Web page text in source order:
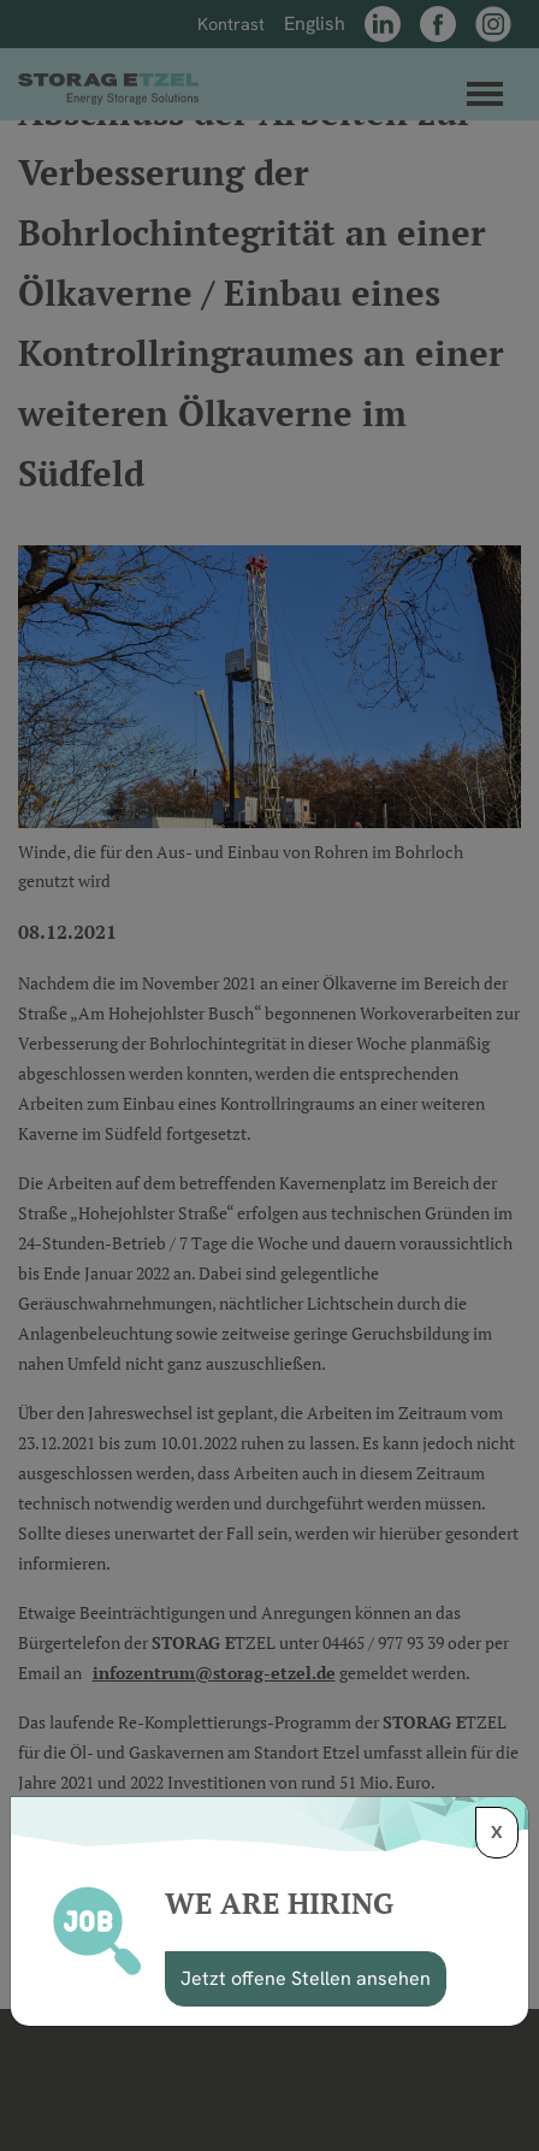
zum Inhalt der Seite springen
zur Hauptnavigation springen
Kontrast English
LinkedInFacebook
Abschluss der Arbeiten zur
Verbesserung der
Bohrlochintegrität an einer
Ölkaverne / Einbau eines
Kontrollringraumes an einer
weiteren Ölkaverne im
Südfeld
Winde, die für den Aus- und Einbau von Rohren im Bohrloch
genutzt wird
08.12.2021
Nachdem die im November 2021 an einer Ölkaverne im Bereich der
Straße „Am Hohejohlster Busch“ begonnenen Workoverarbeiten zur
Verbesserung der Bohrlochintegrität in dieser Woche planmäßig
abgeschlossen werden konnten, werden die entsprechenden
Arbeiten zum Einbau eines Kontrollringraums an einer weiteren
Kaverne im Südfeld fortgesetzt.
Die Arbeiten auf dem betreffenden Kavernenplatz im Bereich der
Straße „Hohejohlster Straße“ erfolgen aus technischen Gründen im
24-Stunden-Betrieb / 7 Tage die Woche und dauern voraussichtlich
bis Ende Januar 2022 an. Dabei sind gelegentliche
Geräuschwahrnehmungen, nächtlicher Lichtschein durch die
Anlagenbeleuchtung sowie zeitweise geringe Geruchsbildung im
nahen Umfeld nicht ganz auszuschließen.
Über den Jahreswechsel ist geplant, die Arbeiten im Zeitraum vom
23.12.2021 bis zum 10.01.2022 ruhen zu lassen. Es kann jedoch nicht
ausgeschlossen werden, dass Arbeiten auch in diesem Zeitraum
technisch notwendig werden und durchgeführt werden müssen.
Sollte dieses unerwartet der Fall sein, werden wir hierüber gesondert
informieren.
Etwaige Beeinträchtigungen und Anregungen können an das
Bürgertelefon derSTORAG ETZEL unter 04465 / 977 93 39 oder per
Email an infozentrum@storag-etzel.de gemeldet werden.
Das laufende Re-Komplettierungs-Programm derSTORAG ETZEL
für die Öl- und Gaskavernen am Standort Etzel umfasst allein für die
Jahre 2021 und 2022 Investitionen von rund 51 Mio. Euro.
STORAG E
TZEL bedankt sich ausdrücklich bei den Nachbarn in
Zurück zur Übersicht
X
WE ARE HIRING
Jetzt offene Stellen ansehen